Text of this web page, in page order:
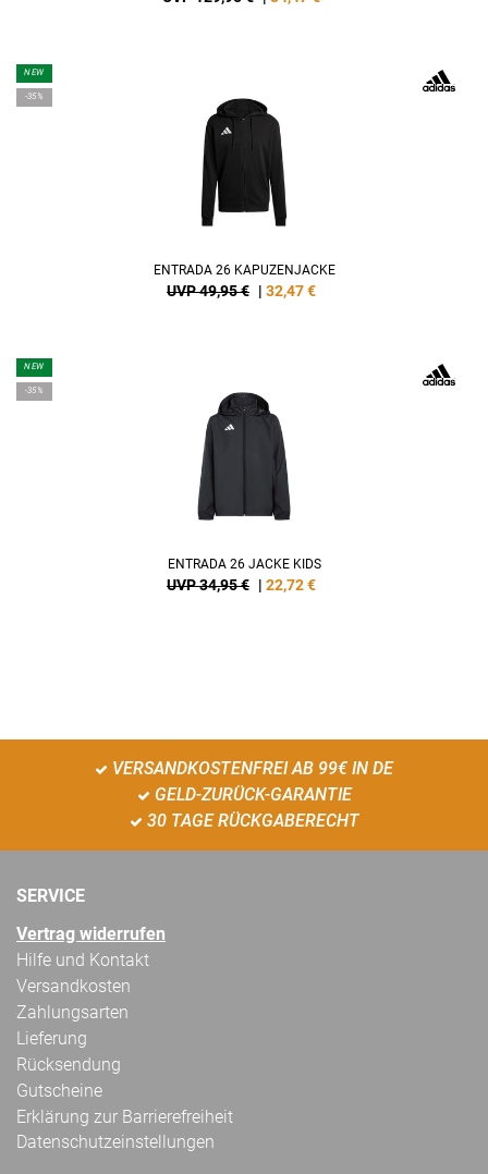
NEW
-35%
ENTRADA 26 KAPUZENJACKE
UVP 49,95 € | 32,47€
NEW
-35%
ENTRADA 26 JACKE KIDS
UVP 34,95 € | 22,72€
VERSANDKOSTENFREI AB 99€ IN DE
GELD-ZURÜCK-GARANTIE
30 TAGE RÜCKGABERECHT
SERVICE
Vertrag widerrufen
Hilfe und Kontakt
Versandkosten
Zahlungsarten
Lieferung
Rücksendung
Gutscheine
Erklärung zur Barrierefreiheit
Datenschutzeinstellungen